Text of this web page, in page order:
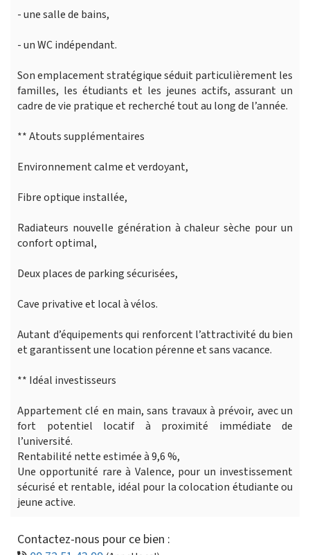
- une salle de bains,
- un WC indépendant.
Son emplacement stratégique séduit particulièrement les
familles, les étudiants et les jeunes actifs, assurant un
cadre de vie pratique et recherché tout au long de l’année.
** Atouts supplémentaires
Environnement calme et verdoyant,
Fibre optique installée,
Radiateurs nouvelle génération à chaleur sèche pour un
confort optimal,
Deux places de parking sécurisées,
Cave privative et local à vélos.
Autant d’équipements qui renforcent l’attractivité du bien
et garantissent une location pérenne et sans vacance.
** Idéal investisseurs
Appartement clé en main, sans travaux à prévoir, avec un
fort potentiel locatif à proximité immédiate de
l’université.
Rentabilité nette estimée à 9,6 %,
Une opportunité rare à Valence, pour un investissement
sécurisé et rentable, idéal pour la colocation étudiante ou
jeune active.
Contactez-nous pour ce bien :